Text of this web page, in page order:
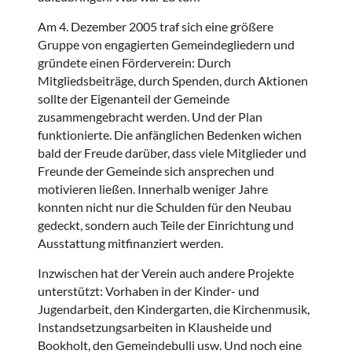
Am 4. Dezember 2005 traf sich eine größere
Gruppe von engagierten Gemeindegliedern und
gründete einen Förderverein: Durch
Mitgliedsbeiträge, durch Spenden, durch Aktionen
sollte der Eigenanteil der Gemeinde
zusammengebracht werden. Und der Plan
funktionierte. Die anfänglichen Bedenken wichen
bald der Freude darüber, dass viele Mitglieder und
Freunde der Gemeinde sich ansprechen und
motivieren ließen. Innerhalb weniger Jahre
konnten nicht nur die Schulden für den Neubau
gedeckt, sondern auch Teile der Einrichtung und
Ausstattung mitfinanziert werden.
Inzwischen hat der Verein auch andere Projekte
unterstützt: Vorhaben in der Kinder- und
Jugendarbeit, den Kindergarten, die Kirchenmusik,
Instandsetzungsarbeiten in Klausheide und
Bookholt, den Gemeindebulli usw. Und noch eine